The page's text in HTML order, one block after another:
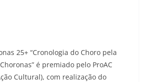
25+ “Cronologia do Choro pela
é premiado pelo ProAC
Cultural), com realização do